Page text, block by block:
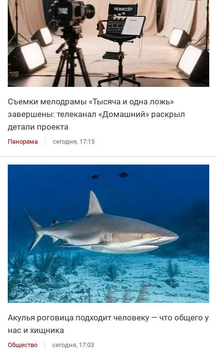
Съемки мелодрамы «Тысяча и одна ложь»
завершены: телеканал «Домашний» раскрыл
детали проекта
Панорама сегодня, 17:15
Акулья роговица подходит человеку — что общего у
нас и хищника
Общество сегодня, 17:03